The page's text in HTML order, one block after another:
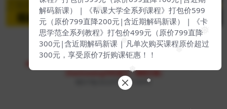
❅
❅
❅
❅
❅
Copyright © 202351找课网- All rights reserved
zhaokewang598(备注：课程互换)
赣ICP备2022079527-009号
解码新课） | 《帮课大学全系列课程》打包价599
元（原价799直降200元|含近期解码新课） | 《卡
思学范全系列教程》打包价499元（原价799直降
300元|含近期解码新课 | 凡单次购买课程原价超过
300元，享受原价7折购课钜惠！！